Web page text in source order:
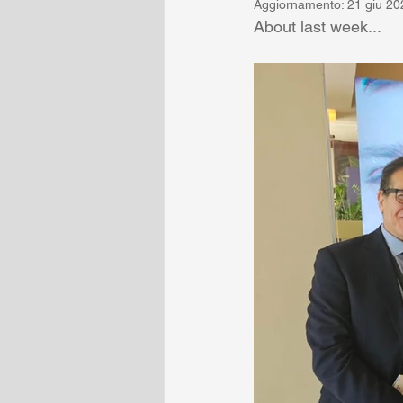
Aggiornamento: 21 giu
About last week...